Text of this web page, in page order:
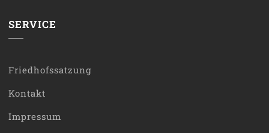
SERVICE
Friedhofssatzung
Kontakt
Impressum